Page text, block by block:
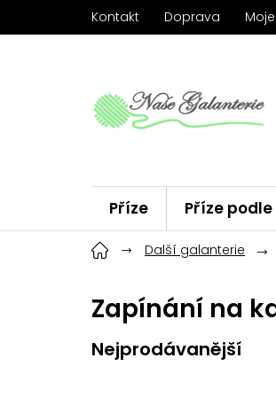
Kontakt Doprava
Příze Příze
Háčky ChiaoGoo
Další galanterie
Zapínání na
Nejprodávanější